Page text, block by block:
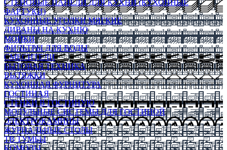
СТЕНОВЫЕ ПАНЕЛИ ДЛЯ КУХНИ (КУХОННЫЕ
ФАРТУКИ)
КУХОННЫЕ УГОЛКИ МЯГКИЕ
ДИВАНЫ НА КУХНЮ
МОЙКИ
ФИЛЬТРЫ ДЛЯ ВОДЫ
СМЕСИТЕЛИ
БЫТОВАЯ ТЕХНИКА
ВЫТЯЖКИ
КУХОННАЯ ФУРНИТУРА
ГОСТИНАЯ
СТЕНКИ В ГОСТИНУЮ
МОДУЛЬНЫЕ СИСТЕМЫ ДЛЯ ГОСТИНОЙ
ЭЛЕКТРОКАМИНЫ
ЖУРНАЛЬНЫЕ СТОЛЫ
ТВ ТУМБЫ